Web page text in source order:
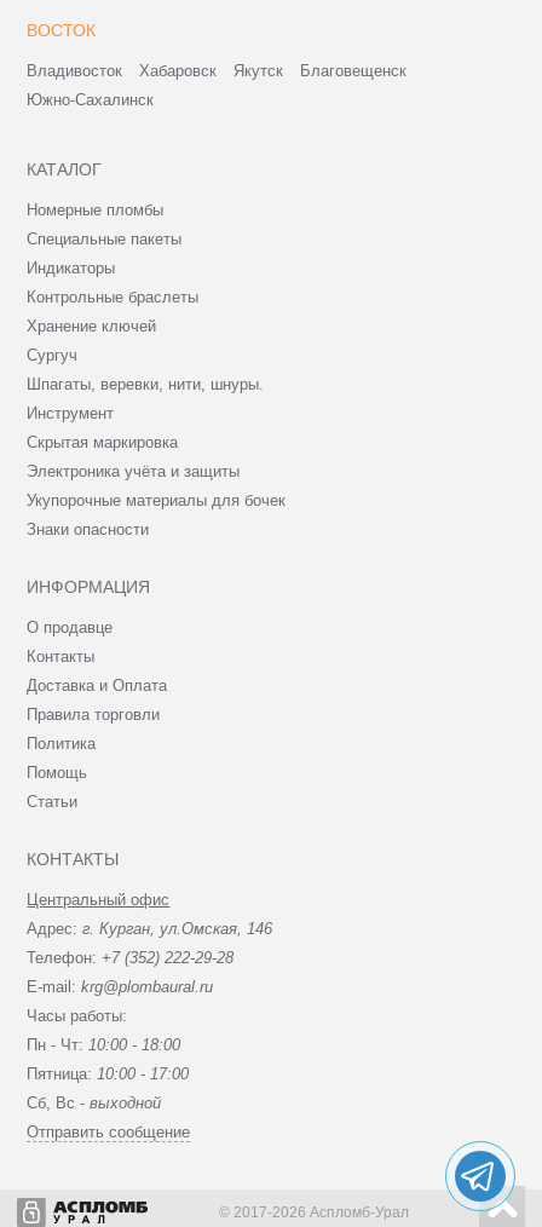
ВОСТОК
Владивосток Хабаровск Якутск
Благовещенск
Южно-Сахалинск
КАТАЛОГ
Номерные пломбы
Специальные пакеты
Индикаторы
Контрольные браслеты
Хранение ключей
Сургуч
Шпагаты, веревки, нити, шнуры.
Инструмент
Скрытая маркировка
Электроника учёта и защиты
Укупорочные материалы для бочек
Знаки опасности
ИНФОРМАЦИЯ
О продавце
Контакты
Доставка и Оплата
Правила торговли
Политика
Помощь
Статьи
КОНТАКТЫ
Центральный офис
Адрес:г. Курган, ул.Омская, 146
Телефон: +7 (352) 222-29-28
E-mail:krg@plombaural.ru
Часы работы:
Пн - Чт: 10:00 - 18:00
Пятница: 10:00 - 17:00
Сб, Вc -выходной
Отправить сообщение
© 2017-2026 Аспломб-Урал